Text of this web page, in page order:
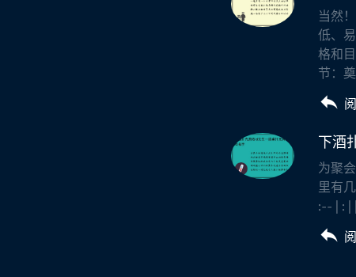
当然
低、
格和
节：
下酒
为聚
里有
:-- | : |